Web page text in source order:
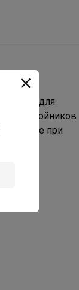
для
для тройников
при